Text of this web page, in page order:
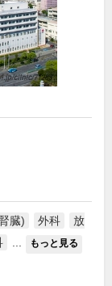
臓) 外科
放
もっと見る